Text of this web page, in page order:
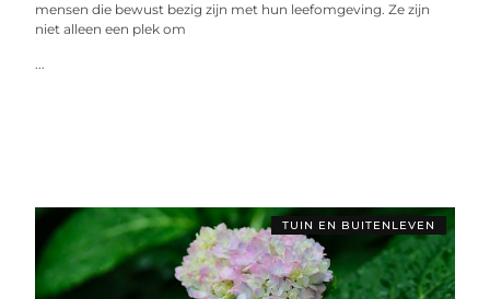
mensen die bewust bezig zijn met hun leefomgeving. Ze zijn
niet alleen een plek om
...
TUIN EN BUITENLEVEN